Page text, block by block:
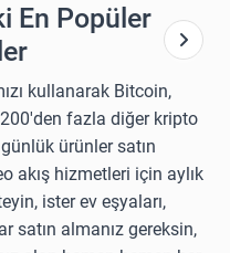
En Popüler
kullanarak Bitcoin,
fazla diğer kripto
ürünler satın
akış hizmetleri için aylık
ister ev eşyaları,
satın almanız gereksin,